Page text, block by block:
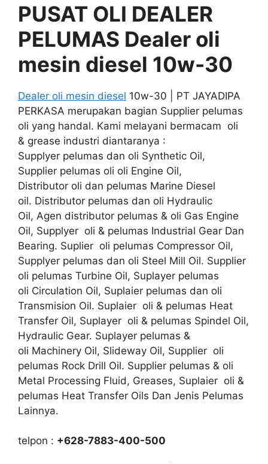
PUSAT OLI DEALER
PELUMAS Dealer oli
mesin diesel 10w-30
Dealer oli mesin diesel 10w-30 | PT JAYADIPA
PERKASA merupakan bagian Supplier pelumas
oli yang handal. Kami melayani bermacam oli
& grease industri diantaranya :
Supplyer pelumas dan oli Synthetic Oil,
Supplier pelumas oli oli Engine Oil,
Distributor oli dan pelumas Marine Diesel
oil. Distributor pelumas dan oli Hydraulic
Oil, Agen distributor pelumas & oli Gas Engine
Oil, Supplyer oli & pelumas Industrial Gear Dan
Bearing. Suplier oli pelumas Compressor Oil,
Supplyer pelumas dan oli Steel Mill Oil. Supplier
oli pelumas Turbine Oil, Suplayer pelumas
oli Circulation Oil, Suplaier pelumas dan oli
Transmision Oil. Suplaier oli & pelumas Heat
Transfer Oil, Suplayer oli & pelumas Spindel Oil,
Hydraulic Gear. Suplayer pelumas &
oli Machinery Oil, Slideway Oil, Supplier oli
pelumas Rock Drill Oil. Supplier pelumas & oli
Metal Processing Fluid, Greases, Suplaier oli &
pelumas Heat Transfer Oils Dan Jenis Pelumas
Lainnya.
telpon : +628-7883-400-500